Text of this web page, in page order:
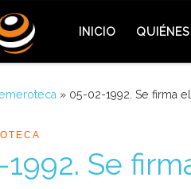
INICIO
» 05-02-1992. Se firma
Se